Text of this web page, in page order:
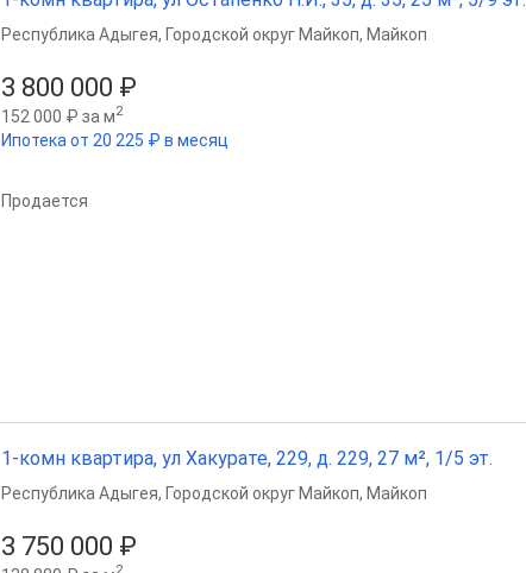
3 800 000 ₽
152 000 ₽ за м2
Ипотека от 20 225 ₽ в месяц
Республика Адыгея, Городской округ Майкоп, Майкоп
Продается
1-комн квартира, ул Хакурате, 229, д. 229, 27 м², 1/5 эт.
3 750 000 ₽
2
Республика Адыгея, Городской округ Майкоп, Майкоп